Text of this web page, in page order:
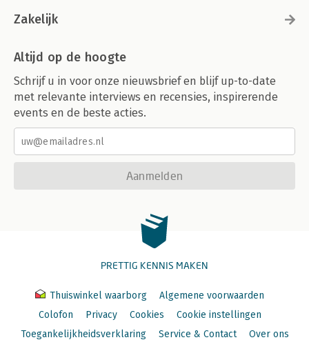
Zakelijk
Altijd op de hoogte
Schrijf u in voor onze nieuwsbrief en blijf up-to-date
met relevante interviews en recensies, inspirerende
events en de beste acties.
Aanmelden
PRETTIG KENNIS MAKEN
Thuiswinkel waarborg
Algemene voorwaarden
Colofon
Privacy Cookies
Cookie instellingen
Toegankelijkheidsverklaring
Service & Contact Over ons